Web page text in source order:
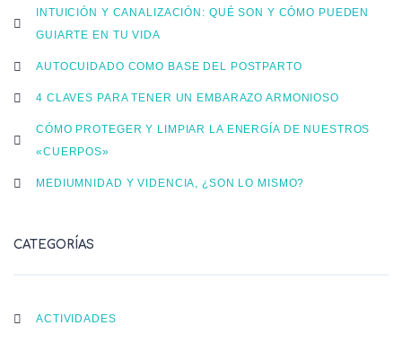
INTUICIÓN Y CANALIZACIÓN: QUÉ SON Y CÓMO PUEDEN
GUIARTE EN TU VIDA
AUTOCUIDADO COMO BASE DEL POSTPARTO
4 CLAVES PARA TENER UN EMBARAZO ARMONIOSO
CÓMO PROTEGER Y LIMPIAR LA ENERGÍA DE NUESTROS
«CUERPOS»
MEDIUMNIDAD Y VIDENCIA, ¿SON LO MISMO?
CATEGORÍAS
ACTIVIDADES